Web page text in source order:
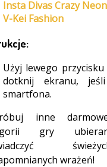
Insta Divas Crazy
V-Kei Fashion
Użyj lewego
dotknij ekranu, jeśli
smartfona.
inne
gry
wrażeń!